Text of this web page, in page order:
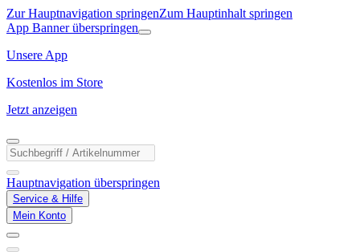
Zur Hauptnavigation springenZum Hauptinhalt springen
App Banner überspringen
Unsere App
Kostenlos im Store
Jetzt anzeigen
Hauptnavigation überspringen
Service & Hilfe
Mein Konto